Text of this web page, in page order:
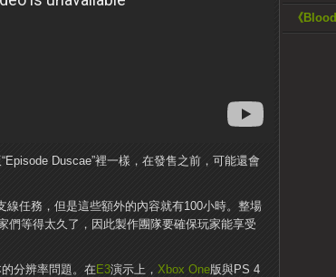
《
Duscae”裡一樣，在發售之前，可能還會
任務，但是這些額外的內容就有100小時。整場
們等得太久了，因此製作團隊要確保玩家能享受
分辨率問題。在E3演示上， Xbox One版與PS 4